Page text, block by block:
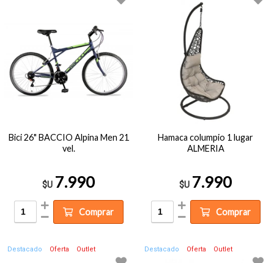
Bici 26" BACCIO Alpina Men 21
vel.
$U 7.990
Comprar
Hamaca columpio 1 lugar
ALMERIA
$U 7.990
Comprar
Destacado Oferta Outlet Destacado Oferta Outlet